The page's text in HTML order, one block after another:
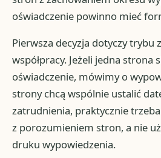
oświadczenie powinno mieć
Pierwsza decyzja dotyczy trybu
współpracy. Jeżeli jedna strona
oświadczenie, mówimy o
strony chcą wspólnie ustalić
zatrudnienia, praktycznie
z porozumieniem stron, a nie
druku wypowiedzenia.